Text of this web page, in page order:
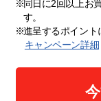
※同日に2回以上お
す。
※進呈するポイント
キャンペーン詳細